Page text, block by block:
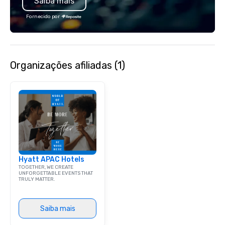
engaging information
Fornecido por
Organizações afiliadas (1)
Hyatt APAC Hotels
TOGETHER, WE CREATE
UNFORGETTABLE EVENTS THAT
TRULY MATTER.
Saiba mais